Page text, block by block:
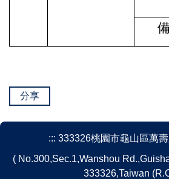
分享
::: 333326桃園市龜山區萬
( No.300,Sec.1,Wanshou
333326,Taiwan